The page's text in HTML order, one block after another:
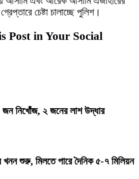
চেষ্টা চালাচ্ছে পুলিশ।
Post in Your Social
নিখোঁজ, ২ জনের লাশ উদ্ধার
শুরু, মিলতে পারে দৈনিক ৫-৭ মিলিয়ন